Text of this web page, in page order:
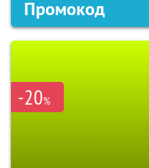
Промокод
-20%